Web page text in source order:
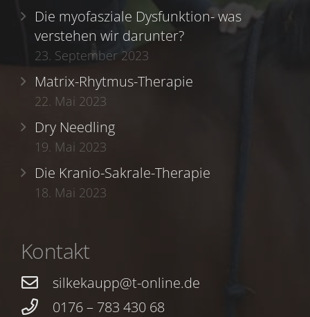
Die myofasziale Dysfunktion- was
verstehen wir darunter?
23. September 2023
Matrix-Rhytmus-Therapie
22. Mai 2023
Dry Needling
19. Mai 2023
Die Kranio-Sakrale-Therapie
18. Mai 2023
Kontakt
silkekaupp@t-online.de
0176 – 783 430 68